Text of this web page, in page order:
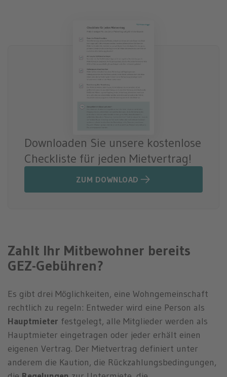
Downloaden Sie unsere kostenlose
Checkliste für jeden Mietvertrag!
ZUM DOWNLOAD
Zahlt Ihr Mitbewohner bereits
GEZ-Gebühren?
Es gibt drei Möglichkeiten, eine Wohngemeinschaft
rechtlich zu regeln: Entweder wird eine Person als
Hauptmieter festgelegt, alle Mitglieder werden als
Hauptmieter eingetragen oder jeder erhält einen
eigenen Vertrag. Der Mietvertrag definiert unter
anderem die Kaution, die Rückzahlungsbedingungen,